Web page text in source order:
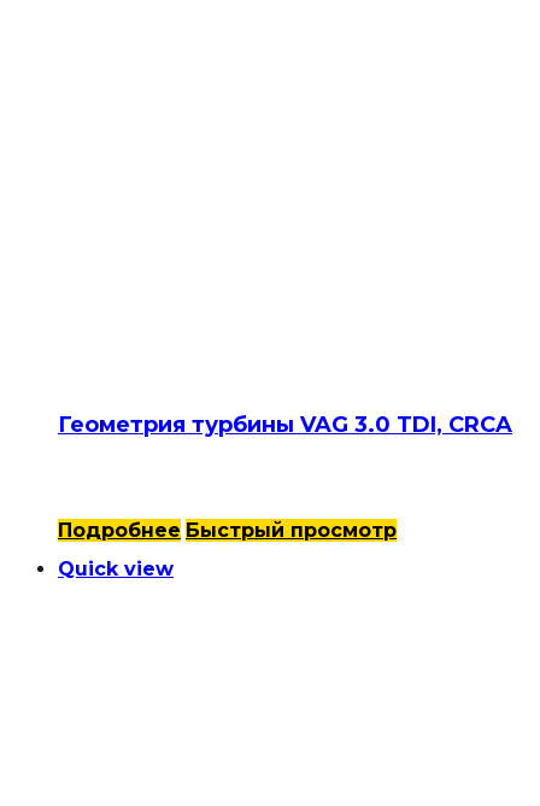
Геометрия турбины VAG 3.0 TDI, CRCA
Подробнее Быстрый просмотр
Quick view